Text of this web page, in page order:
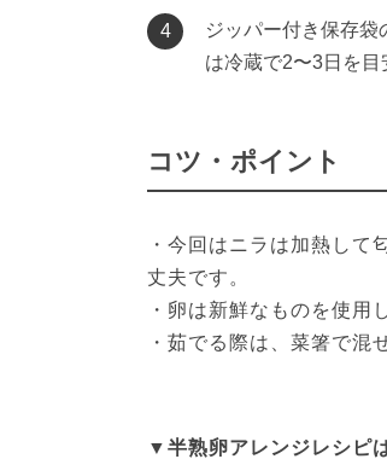
4
ジッパー付き保存
は冷蔵で2〜3日を目
コツ・ポイント
・今回はニラは加熱して
丈夫です。
・卵は新鮮なものを使用
・茹でる際は、菜箸で混
▼半熟卵アレンジレシピ